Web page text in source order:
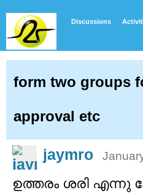
Discussions
form two groups
approval etc
jaymro
ഉത്തരം ശരി